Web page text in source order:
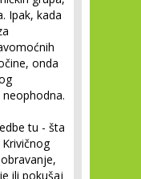
Ipak, kada
onda
tu - šta
ili pokušaj